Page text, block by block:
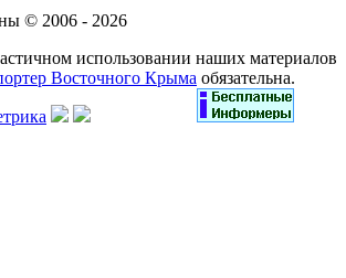
© 2006 - 2026
использовании наших материалов
Восточного Крыма обязательна.